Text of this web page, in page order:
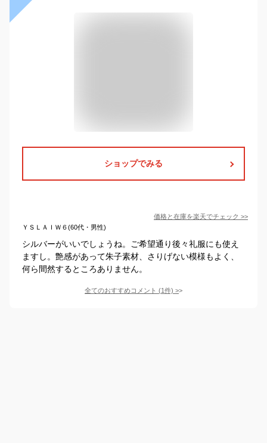
ショップでみる
価格と在庫を楽天でチェック >>
ＹＳＬＡＩＷ６(60代・男性)
シルバーがいいでしょうね。ご希望通り後々礼服にも使え
ますし。艶感があって朱子素材、さりげない模様もよく、
何ら間然するところありません。
全てのおすすめコメント (1件) >